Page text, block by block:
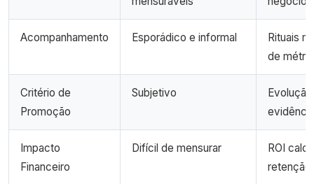
Acompanhamento Esporádico e informal
Rituais
de
Critério de
Promoção
Subjetivo
Impacto
Financeiro
Difícil de mensurar
ROI